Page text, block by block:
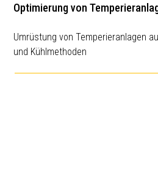
Optimierung von
Umrüstung von Temperieranlagen
und Kühlmethoden